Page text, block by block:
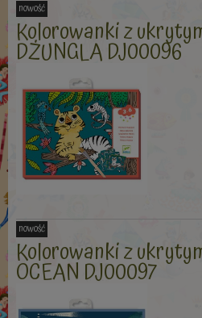
Kolorowanki z
DŻUNGLA DJ00096
nowość
Kolorowanki z
OCEAN DJ00097
nowość